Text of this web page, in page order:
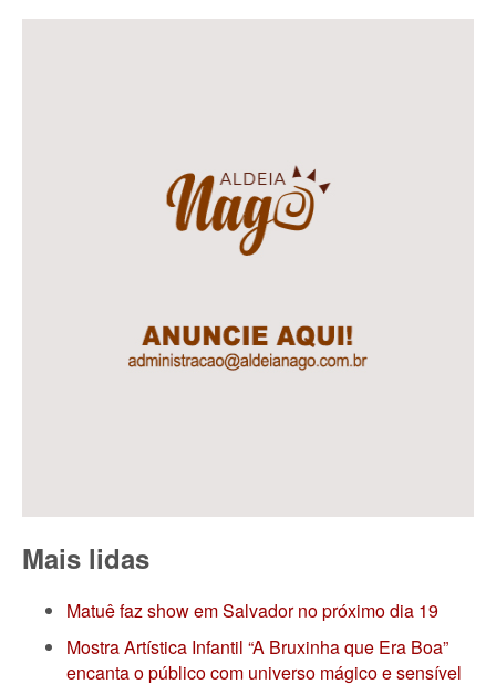
Mais lidas
Matuê faz show em Salvador no próximo dia 19
Mostra Artística Infantil “A Bruxinha que Era Boa”
encanta o público com universo mágico e sensível